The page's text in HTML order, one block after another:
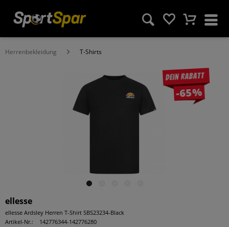
Herrenbekleidung T-Shirts
Dein Rabatt
-65%
ellesse
ellesse Ardsley Herren T-Shirt SBS23234-Black
Artikel-Nr.:
142776344-142776280